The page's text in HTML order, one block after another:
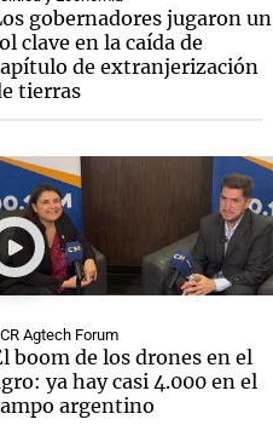
gobernadores jugaron un
clave en la caída de
de extranjerización
tierras
Agtech Forum
boom de los drones en el
ya hay casi 4.000 en el
argentino
Notas